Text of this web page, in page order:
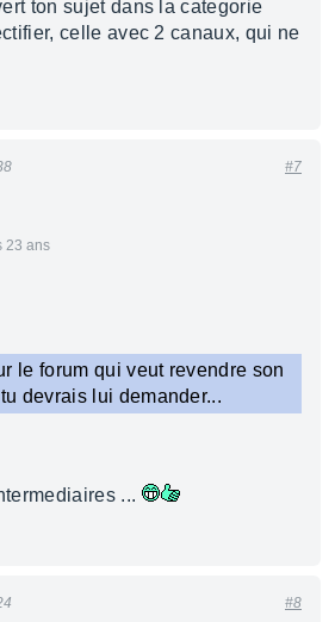
ton sujet dans la categorie
celle avec 2 canaux, qui ne
23 ans
#7
le forum qui veut revendre son
devrais lui demander...
...
#8